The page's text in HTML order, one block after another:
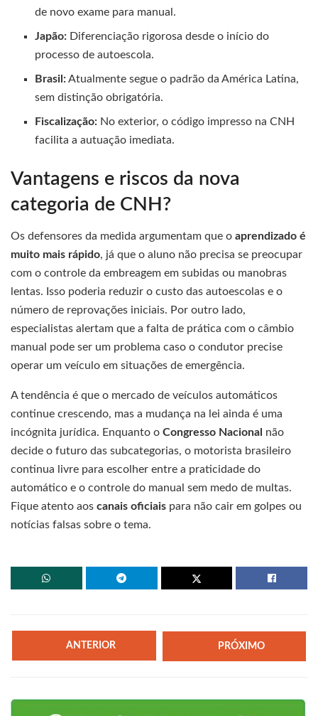
de novo exame para manual.
Japão: Diferenciação rigorosa desde o início do
processo de autoescola.
Brasil:Atualmente segue o padrão da América Latina,
sem distinção obrigatória.
Fiscalização: No exterior, o código impresso na CNH
facilita a autuação imediata.
Vantagens e riscos da nova
categoria de CNH?
Os defensores da medida argumentam que o aprendizado é
muito mais rápido, já que o aluno não precisa se preocupar
com o controle da embreagem em subidas ou manobras
lentas. Isso poderia reduzir o custo das autoescolas e o
número de reprovações iniciais. Por outro lado,
especialistas alertam que a falta de prática com o câmbio
manual pode ser um problema caso o condutor precise
operar um veículo em situações de emergência.
A tendência é que o mercado de veículos automáticos
continue crescendo, mas a mudança na lei ainda é uma
incógnita jurídica. Enquanto o Congresso Nacional não
decide o futuro das subcategorias, o motorista brasileiro
continua livre para escolher entre a praticidade do
automático e o controle do manual sem medo de multas.
Fique atento aos canais oficiais para não cair em golpes ou
notícias falsas sobre o tema.
ANTERIOR PRÓXIMO